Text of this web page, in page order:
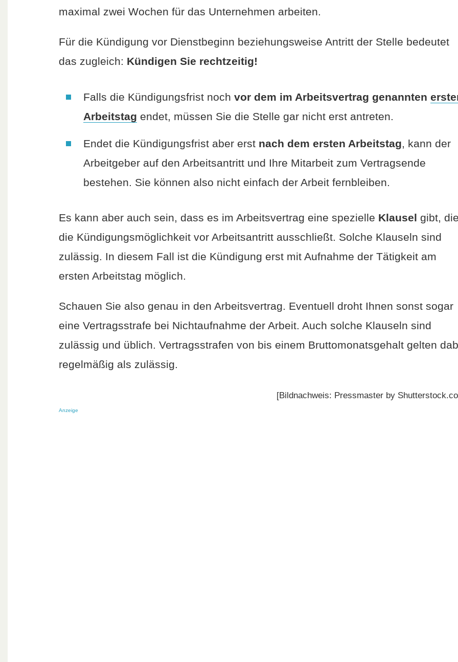
maximal zwei Wochen für das Unternehmen arbeiten.
Für die Kündigung vor Dienstbeginn beziehungsweise Antritt der Stelle bedeutet
das zugleich: Kündigen Sie rechtzeitig!
Falls die Kündigungsfrist noch vor dem im Arbeitsvertrag genannten
Arbeitstag endet, müssen Sie die Stelle gar nicht erst antreten.
Endet die Kündigungsfrist aber erst nach dem ersten Arbeitstag , kann der
Arbeitgeber auf den Arbeitsantritt und Ihre Mitarbeit zum Vertragsende
bestehen. Sie können also nicht einfach der Arbeit fernbleiben.
Es kann aber auch sein, dass es im Arbeitsvertrag eine spezielle Klausel gibt,
die Kündigungsmöglichkeit vor Arbeitsantritt ausschließt. Solche Klauseln sind
zulässig. In diesem Fall ist die Kündigung erst mit Aufnahme der Tätigkeit am
ersten Arbeitstag möglich.
Schauen Sie also genau in den Arbeitsvertrag. Eventuell droht Ihnen sonst sogar
eine Vertragsstrafe bei Nichtaufnahme der Arbeit. Auch solche Klauseln sind
zulässig und üblich. Vertragsstrafen von bis einem Bruttomonatsgehalt gelten
regelmäßig als zulässig.
[Bildnachweis: Pressmaster by
Anzeige